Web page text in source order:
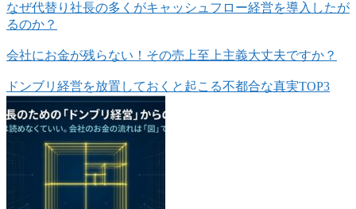
なぜ代替り社長の多くがキャッシュフロー経営を導入したが
るのか？
会社にお金が残らない！その売上至上主義大丈夫ですか？
ドンブリ経営を放置しておくと起こる不都合な真実TOP3